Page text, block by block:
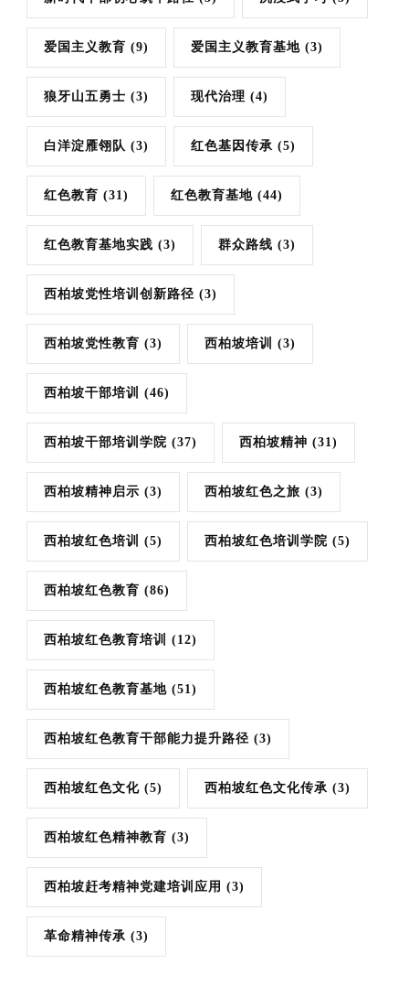
爱国主义教育 (9) 爱国主义教育基地 (3)
狼牙山五勇士 (3) 现代治理 (4)
白洋淀雁翎队 (3) 红色基因传承 (5)
红色教育 (31) 红色教育基地 (44)
红色教育基地实践 (3) 群众路线 (3)
西柏坡党性培训创新路径 (3)
西柏坡党性教育 (3) 西柏坡培训 (3)
西柏坡干部培训 (46)
西柏坡干部培训学院 (37) 西柏坡精神 (31)
西柏坡精神启示 (3) 西柏坡红色之旅 (3)
西柏坡红色培训 (5) 西柏坡红色培训学院 (5)
西柏坡红色教育 (86)
西柏坡红色教育培训 (12)
西柏坡红色教育基地 (51)
西柏坡红色教育干部能力提升路径 (3)
西柏坡红色文化 (5) 西柏坡红色文化传承 (3)
西柏坡红色精神教育 (3)
西柏坡赶考精神党建培训应用 (3)
革命精神传承 (3)